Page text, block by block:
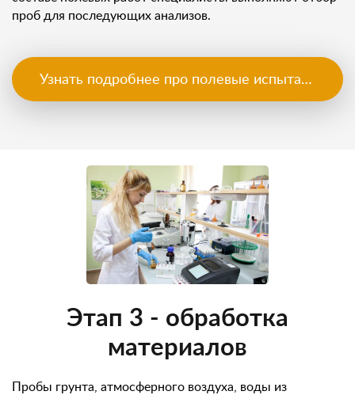
проб для последующих анализов.
Узнать подробнее про полевые испытания
Этап 3 - обработка
материалов
Пробы грунта, атмосферного воздуха, воды из